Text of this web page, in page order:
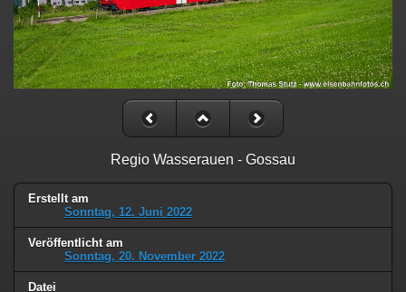
Regio Wasserauen - Gossau
Erstellt am
Sonntag, 12. Juni 2022
Veröffentlicht am
Sonntag, 20. November 2022
Datei